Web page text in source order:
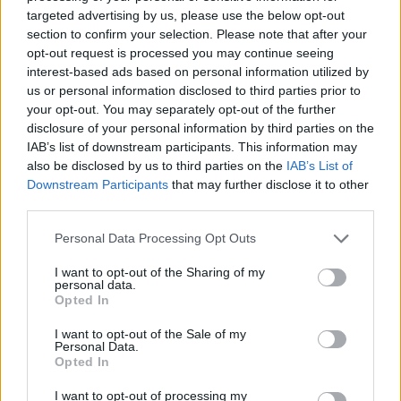
targeted advertising by us, please use the below opt-out
section to confirm your selection. Please note that after your
opt-out request is processed you may continue seeing
interest-based ads based on personal information utilized by
us or personal information disclosed to third parties prior to
your opt-out. You may separately opt-out of the further
disclosure of your personal information by third parties on the
IAB’s list of downstream participants. This information may
also be disclosed by us to third parties on the IAB’s List of
Downstream Participants that may further disclose it to other
Please note that this website/app uses one or more Google
not limited to your visit or usage behaviour. You may click to
grant or deny consent to Google and its third-party tags to
use your data for below specified purposes in below Google
consent section.
Personal Data Processing Opt Outs
I want to opt-out of the Sharing of my
personal data.
Opted In
I want to opt-out of the Sale of my
Personal Data.
Opted In
I want to opt-out of processing my
protagonisti
Test tunnel Olbia: rampe chiuse ancora fino a
fine agosto
Aggius conquista la classifica delle mete più
amate dell’estate 2026